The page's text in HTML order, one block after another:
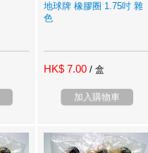
地球牌 橡膠圈 1.75吋 雜
色
HK$ 7.00 / 盒
加入購物車